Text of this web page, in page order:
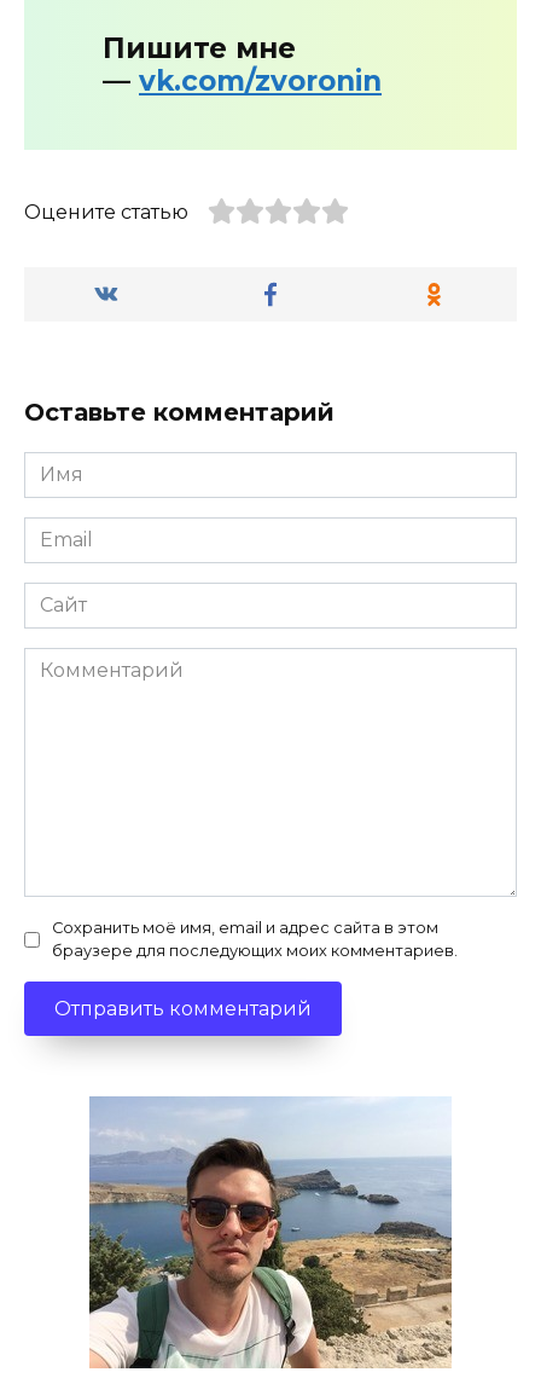
Пишите мне
— vk.com/zvoronin
Оцените статью
Оставьте комментарий
Имя
*
Email
*
Сайт
Комментарий
Сохранить моё имя, email и адрес сайта в этом
браузере для последующих моих комментариев.